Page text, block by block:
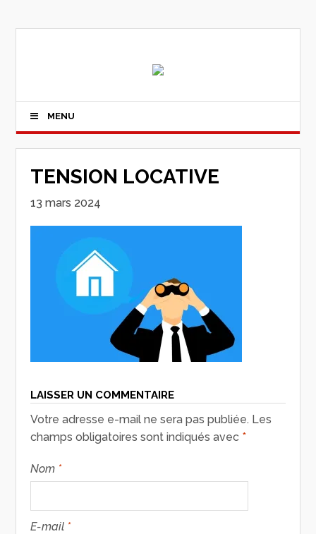
MENU
TENSION LOCATIVE
13 mars 2024
LAISSER UN COMMENTAIRE
Votre adresse e-mail ne sera pas publiée. Les
champs obligatoires sont indiqués avec *
Nom *
E-mail *